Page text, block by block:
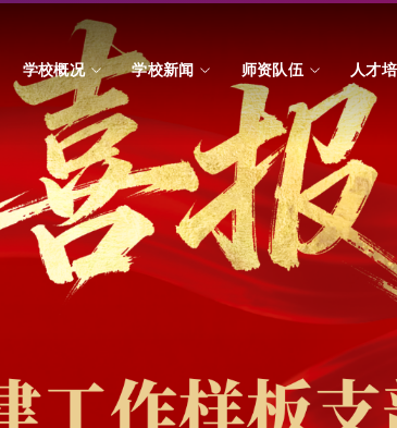
学校概况 学校新闻 师资队伍 人才